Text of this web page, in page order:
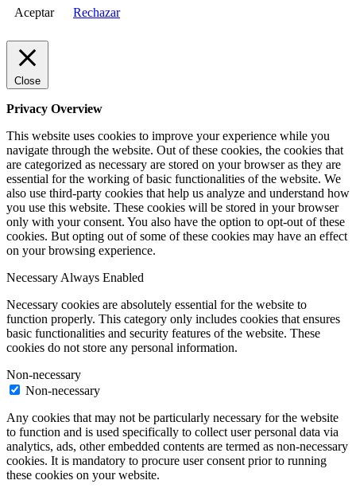
Aceptar Rechazar
Close
Privacy Overview
This website uses cookies to improve your experience while you
navigate through the website. Out of these cookies, the cookies that
are categorized as necessary are stored on your browser as they are
essential for the working of basic functionalities of the website. We
also use third-party cookies that help us analyze and understand how
you use this website. These cookies will be stored in your browser
only with your consent. You also have the option to opt-out of these
cookies. But opting out of some of these cookies may have an effect
on your browsing experience.
NecessaryAlways Enabled
Necessary cookies are absolutely essential for the website to
function properly. This category only includes cookies that ensures
basic functionalities and security features of the website. These
cookies do not store any personal information.
Non-necessary
Non-necessary
Any cookies that may not be particularly necessary for the website
to function and is used specifically to collect user personal data via
analytics, ads, other embedded contents are termed as non-necessary
cookies. It is mandatory to procure user consent prior to running
these cookies on your website.